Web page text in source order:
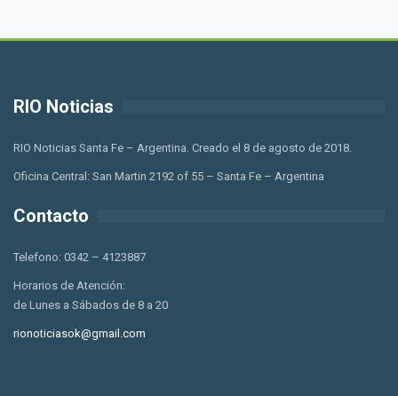
RIO Noticias
RIO Noticias Santa Fe – Argentina. Creado el 8 de agosto de 2018.
Oficina Central: San Martin 2192 of 55 – Santa Fe – Argentina
Contacto
Telefono: 0342 – 4123887
Horarios de Atención:
de Lunes a Sábados de 8 a 20
rionoticiasok@gmail.com